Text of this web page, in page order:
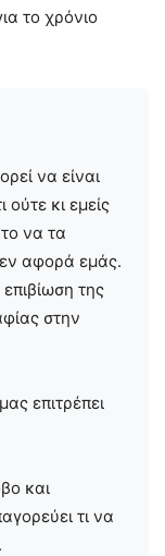
το χρόνιο
να είναι
ούτε κι εμείς
να τα
αφορά εμάς.
της
στην
επιτρέπει
και
τι να